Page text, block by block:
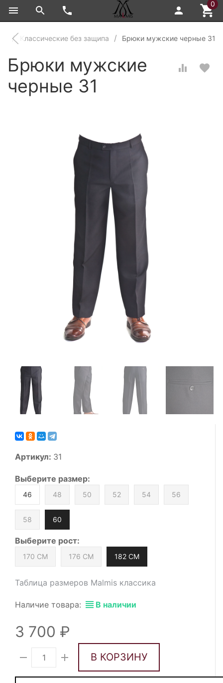
0
Классические без защипа Брюки мужские черные 31
Брюки мужские
черные 31
Артикул: 31
Выберите размер:
46 48 50 52 54 56
58 60
Выберите рост:
170 СМ 176 СМ 182 СМ
Таблица размеров Malmis классика
Наличие товара: В наличии
3 700
В КОРЗИНУ